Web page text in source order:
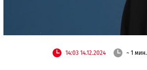
14:03 14.12.2024 ~ 1 мин.